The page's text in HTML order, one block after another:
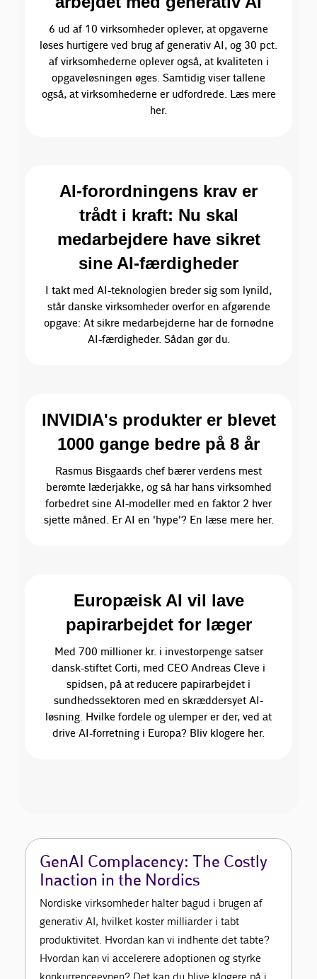
6 ud af 10 virksomheder oplever, at opgaverne
løses hurtigere ved brug af generativ AI, og 30 pct.
af virksomhederne oplever også, at kvaliteten i
opgaveløsningen øges. Samtidig viser tallene
også, at virksomhederne er udfordrede. Læs mere
her.
AI-forordningens krav er
trådt i kraft: Nu skal
medarbejdere have sikret
sine AI-færdigheder
I takt med AI-teknologien breder sig som lynild,
står danske virksomheder overfor en afgørende
opgave: At sikre medarbejderne har de fornødne
AI-færdigheder. Sådan gør du.
lNVIDIA's produkter er blevet
1000 gange bedre på 8 år
Rasmus Bisgaards chef bærer verdens mest
berømte læderjakke, og så har hans virksomhed
forbedret sine AI-modeller med en faktor 2 hver
sjette måned. Er AI en 'hype'? En læse mere her.
Europæisk AI vil lave
papirarbejdet for læger
Med 700 millioner kr. i investorpenge satser
dansk-stiftet Corti, med CEO Andreas Cleve i
spidsen, på at reducere papirarbejdet i
sundhedssektoren med en skræddersyet AI-
løsning. Hvilke fordele og ulemper er der, ved at
drive AI-forretning i Europa? Bliv klogere her.
GenAI Complacency: The Costly
Inaction in the Nordics
Nordiske virksomheder halter bagud i brugen af
generativ AI, hvilket koster milliarder i tabt
produktivitet. Hvordan kan vi indhente det tabte?
Hvordan kan vi accelerere adoptionen og styrke
konkurrenceevnen? Det kan du blive klogere på i